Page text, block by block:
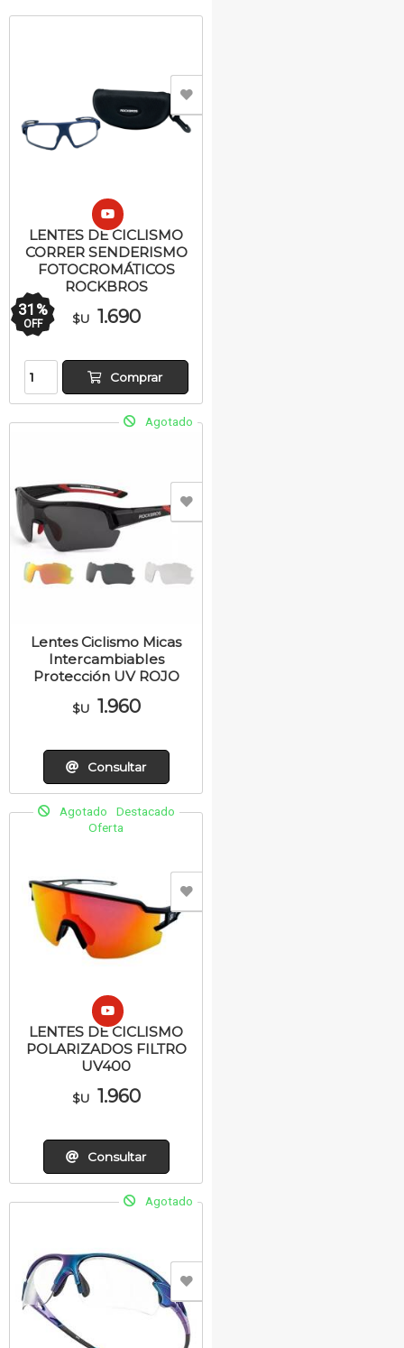
LENTES DE CICLISMO
CORRER SENDERISMO
FOTOCROMÁTICOS
ROCKBROS
31 %
OFF $U 1.690
Comprar
Agotado
Lentes Ciclismo Micas
Intercambiables
Protección UV ROJO
$U 1.960
Consultar
Agotado
Destacado
Oferta
LENTES DE CICLISMO
POLARIZADOS FILTRO
UV400
$U 1.960
Consultar
Agotado